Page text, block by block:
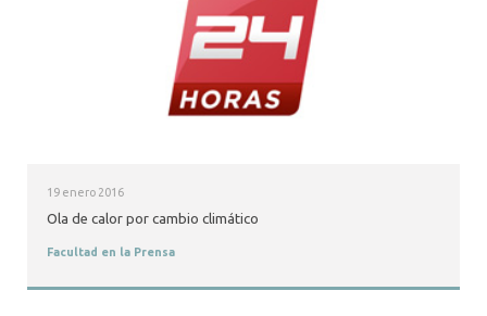
19 enero 2016
Ola de calor por cambio climático
Facultad en la Prensa